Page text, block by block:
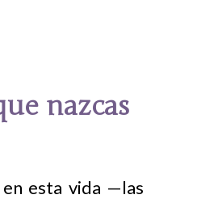
nazcas
esta vida —las